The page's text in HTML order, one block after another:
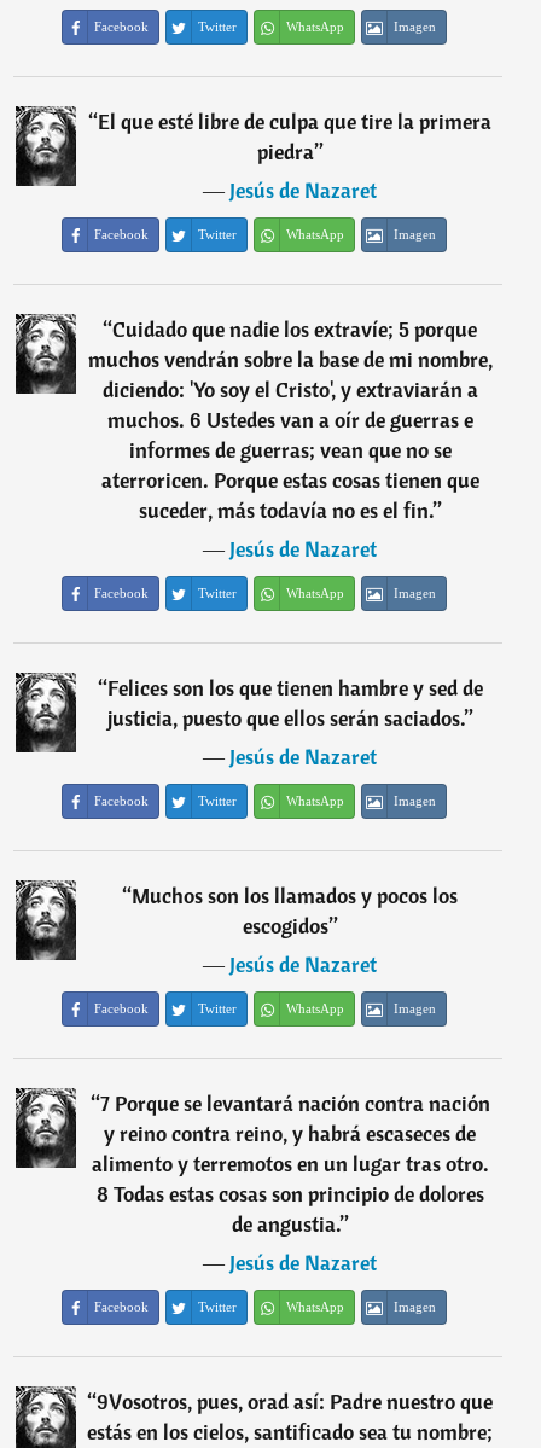
Facebook Twitter WhatsApp Imagen
“El que esté libre de culpa que tire la primera
piedra”
―Jesús de Nazaret
Facebook Twitter WhatsApp Imagen
“Cuidado que nadie los extravíe; 5 porque
muchos vendrán sobre la base de mi nombre,
diciendo: 'Yo soy el Cristo', y extraviarán a
muchos. 6 Ustedes van a oír de guerras e
informes de guerras; vean que no se
aterroricen. Porque estas cosas tienen que
suceder, más todavía no es el fin.”
―Jesús de Nazaret
Facebook Twitter WhatsApp Imagen
“Felices son los que tienen hambre y sed de
justicia, puesto que ellos serán saciados.”
―Jesús de Nazaret
Facebook Twitter WhatsApp Imagen
“Muchos son los llamados y pocos los
escogidos”
―Jesús de Nazaret
Facebook Twitter WhatsApp Imagen
“7 Porque se levantará nación contra nación
y reino contra reino, y habrá escaseces de
alimento y terremotos en un lugar tras otro.
8 Todas estas cosas son principio de dolores
de angustia.”
―Jesús de Nazaret
Facebook Twitter WhatsApp Imagen
“9Vosotros, pues, orad así: Padre nuestro que
estás en los cielos, santificado sea tu nombre;